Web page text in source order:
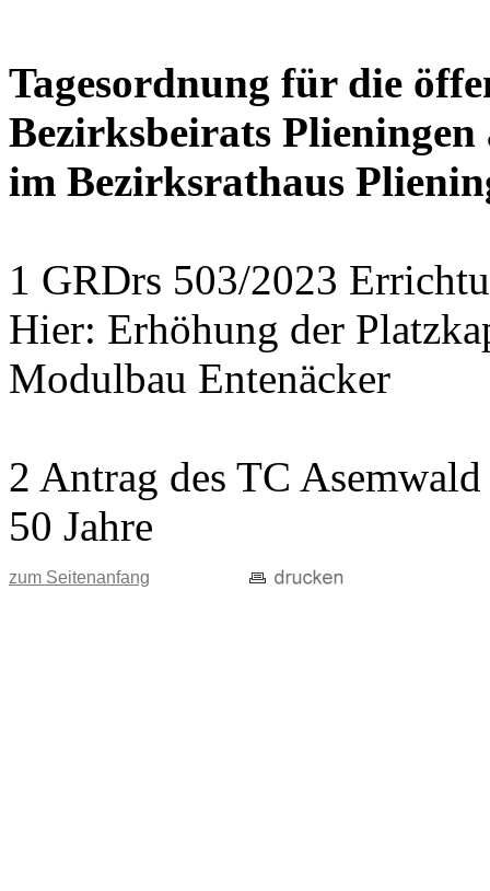
Tagesordnung für die
Bezirksbeirats
im Bezirksrathaus
1 GRDrs 503/2023
Hier: Erhöhung der
Modulbau Entenäcker
2 Antrag des TC
50 Jahre
zum Seitenanfang